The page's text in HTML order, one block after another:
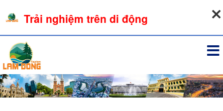
Trải nghiệm trên di động